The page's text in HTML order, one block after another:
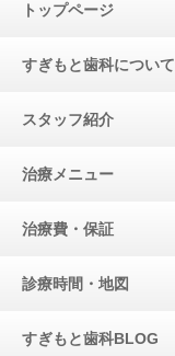
トップページ
すぎもと歯科について
スタッフ紹介
治療メニュー
治療費・保証
診療時間・地図
すぎもと歯科BLOG